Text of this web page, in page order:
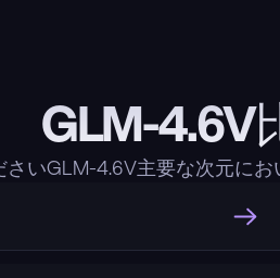
GLM-4.6V
さいGLM-4.6V主要な次元に